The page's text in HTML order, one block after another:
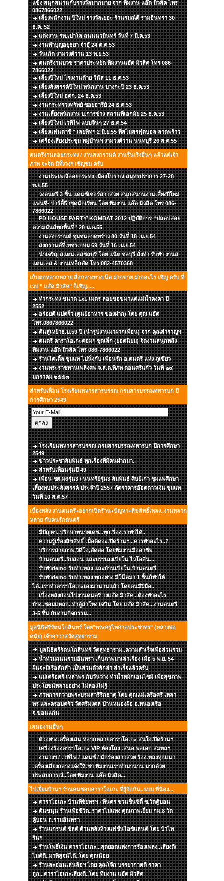
แข็ง สนุกสนานกับรางวัลมากมาย จาก ทีมงาน แอ๊ด มิวสิค โทร
0867866022
เลี้ยงพนักงาน ปีใหม่ รางวัลเยอะ ร้านรมณ์ดี รามอินทรา 30
ธ.ค. 52
แต่งงาน รพ.เปาโล ถนนนวมินทร์ วันที่ 7 มี.ค.53
งานทำบุญอยุธยา จ่าอุ๊ 24 ต.ค.53
วันเกิด งามวงศ์วาน 13 พ.ย.53
ดนตรีงานบวช ราคาประหยัด ทีมงานแอ๊ด มิวสิค โทร 086-
7866022
เลี้ยงปีใหม่ โรงงานด้าย วีนัส 11 ธ.ค.53
เลี้ยงสังสรรค์ปีใหม่ พนักงาน บางกะปิ 23 ธ.ค.53
เลี้ยงปีใหม่ อตก. 24 ธ.ค.53
งานกระทรวงทรัพย์ ซอยอารีย์ 24 ธ.ค.53
งานเลี้ยงพนักงาน บ.การช่าง สถานที่เอกมัย 25 ธ.ค.53
เลี้ยงปีใหม่ เวทีไฟ แบบจีนๆ 27 ธ.ค.54
เลี้ยงแฟนตาซี " เลยพิทฯ 2 มิ.ย.55 ที่สโมสรฟุตบอล ลาดพร้าว
เครื่องเสียงประชุม หมู่บ้านฯ งามวงศ์วาน นนทบุรี 26 ส.ค.55
ดนตรีงานลอยกระทง / งานสงกรานต์ งานรื่นเริงอื่นๆ แล้วแต่เจ้า
ภาพ จะจัด มีทั้งวงฯ เชิญชม ครับ
งานประเพณ๊ลอยกระทง เมืองโบราณ สมุทรปราการ 27-28
พ.ย.55
วงดนตรี 3 ชิ้น แดนซ์เซอร์สาวสวย สนุกสนานงานเลี้ยงปีใหม่
แฟนซี- ปาร์ตี้ธีาชุดนักเรียน โดย ทีมงาน แอ๊ด มิวสิค โทร 086-
7866022
PD HOUSE PARTY’ KOMBAT 2012 ปฏิบัติการ “ปลดปล่อย
ความมันส์ทุกพื้นที่” 28 ม.ค.55
งานสงกรานต์ ชุมชนลาดพร้าว 80 วันที่ 18 เม.ย.54
สงกรานต์ที่เพชรเกษม 69 วันที่ 16 เม.ย.54
นำเจริญ สแตนเลสชลบุรี โดย แน๊ต ชลบุรี สั่งทำ รับทำ งานส
แตนเลส & งานเหล็กดัด โทร 082-4570368
เก็บตกหลากหลาย สื่อกลางทางเน๊ต ฝากขาย ฝากอะไร เชิญ ครับ ที่
เวป " แอ๊ด มิวสิค" ก็เชิญ.....
ทำกระทง ขนาด 1x1 เมตร ลอยขอขมาแด่แม่น้ำคงคา ปี
2552
อร่อยดี แปดริ้ว (ศูนย์อาหาร ของฝาก) โดย คุณ แอ๊ด
โทร.0867866022
คืนสู่เหย้าธ.บ.59 ปี (นำรูปงานมาฝากเพื่อน) จาก คุณสำราญฯ
ดนตรี คาราโอเกะคอมฯ ชุดเล็ก (ยอดนิยม) จัดงานสนุกทถึง
ทีมงาน แอ๊ด มิวสิค โทร 086-7866022
ร้านไตเติ้ล ชุมแพ ไปนั่งกับ เพื่อนรัก อ.ดนตรี แห่ง ภูเขียว
งานพระราชทานเพลิงศพ จ.ส.ต.พิภพ ดอนศรีแก้ว วันที่ ๒๔
มกราคม ๒๕๕๓
สำหรับเพื่อน โรงเรียนทหารสารบรรณ กรมสารบรรณทหารบก ปี
การศึกษา 2549
โรงเรียนทหารสารบรรณ กรมสารบรรณทหารบก ปีการศึกษา
2549
ข่าวประชาสัมพันธ์ ทุกเรื่องที่มีคนฝากมา..
สำหรับเพื่อนรุ่นปี 49
เพื่อน ชศ.ม6รุ่น3 / นนทรีย์รุ่น3 สัมพันธ์ ศิษย์เก่า ชุมแพศึกษา
เลี้ยงพบประสังสรรค์ ประจำปี 2557 ภัตราคารอ๊อดดาวเงิน ชุมแพ
วันที่ 10 ส.ค.57
เบื้องหลัง งานดนตรี+อยากเปิดร้าน+ปัญหา+ลิขสิทธิ์เพลง..งานหลาก
หลาย กับคนรักดนตรี
มีปัญหา..ปรึกษาทนายเดช...ทุกเรื่องเราทำได้..
ความรู้เรื่องลิขสิทธิ์ เมื่อคิดจะเปิดร้านฯ...ควรทำอะไร..?
บริการถ่ายภาพ,วีดีโอ,ตัดต่อ โดยทีมงานมืออาชีพ
บ้านดนตรี..รับสอน และบรรเลงเปียโน ไวโอลีน...
รับทำdemo รับทำเพลง และบ้านเปียโน,บ้านดนตรี
รับทำdemo รับทำเพลง ทุกอย่าง มีโน๊ตมา 1 ชิ้นก็ทำให้
ได้..เราทำคาราโอเกะเองมานานแล้ว โดยคนมีฝีมือ..
เบื้องหลังก่อนไปงานดนตรี วงแอ๊ด มิวสิค ..ต้องทำอะไร
บ้าง..ซ่อมแหลก..ทำตู้ลำโพง เจบิน โดย แอ๊ด มิวสิค...งานดนตรี
3-5 ชิ้น กับงานกิจกรรม...
มูลนิธิศรีรัตนโกสินทร์ โดย"พระครูไพศาลประชาทร" (หลวงพ่อ
ดนัย) เจ้าอาวาสวัดสุทธาราม
มูลนิธิศรีรัตนโกสินทร์ วัดสุทธาราม..ความสำเร็จเพื่อส่วนรวม
น้ำท่วมถนนรามอินทรา เก็บภาพมาเล่าเรื่อง เมื่อ 5 พ.ย. 54
ฝันจะมีเรือสักลำ เป็นส่วนตัวสักลำ สำเร็จแล้วครับ
แม่เครือศรี เหล่าพร กับวันว่าง ทำน้ำหมักเอนไซม์ เพื่อสุขภาพ
ประโยชน์หลายอย่าง ไม่ลองไม่รู้
ภาพการถวายพระบรมสารีริกธาตุ โดย คุณแม่เครือศรี เหลา
พร และครอบครัว วัดศรีมงคล บ้านหนองผือ อ.หนองเรือ
จ.ขอนแก่น
เสนองานอื่นๆ
ตัวอย่างเครื่องเล่น หลากหลายคาราโอเกะ สนใจเปิดร้านฯ
เครื่องร้องคาราโอเกะ VIP ห้องโถง เสนอ พลเอก สมพลฯ
งานวงฯ / เวทีไฟ / แดนซ์ / นักร้องสาวสวย ร้องเพลงทุกแนว
เครื่องเสียงกลางแจ้งให้เช่า ทีมงานเราทำมานาน มากด้วย
ประสบการณ์..โดย ทีมงาน แอ๊ด มิวสิค...
ไปเยี่ยมบ้านฯ ร้านคนชอบคาราโอเกะ ที่รู้จักกัน..แบบ พี่น้อง...
คาราโอเกะ บ้านพี่ชัยพรฯ +พี่นคร ชวนชื่นซิตี้ ซ.วัดคู้บอน
ต้นขนุน ร้านเพือชีวิต..ราคาไม่แพง คุณภาพเยี่ยม กม.8 วัด
คู้บอน ถ.รามอินทรา
ร้านแกรนด์ ชิลด์ ด้านหลังห้างแฟชั่นไอซ์แลนด์ โดย ป๋าไพ
รินฯ
ร้านโพธิ์เงิน คาราโอเกะ...สุดยอดแห่งการร้องเพลง..เสียงดี/
ไมค์ดี..มาพิสูจน์ได้..โดย คุณน้อย
ร้านละอ่อนเล่นล้อฯ โดย คุณโจ๊ก บรรยากาศดี ราคา
ถูก...คาราโอเกะเสียงดี..โดย ทีมงาน แอ๊ด มิวสิค